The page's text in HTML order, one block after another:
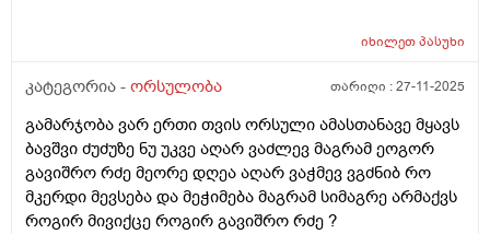
იხილეთპასუხი
კატეგორია - ორსულობა თარიღი :27-11-2025
გამარჯობა ვარ ერთი თვის ორსული ამასთანავე მყავს
ბავშვი ძუძუზე ნუ უკვე აღარ ვაძლევ მაგრამ ეოგორ
გავიშრო რძე მეორე დღეა აღარ ვაჭმევ ვგძნიბ რო
მკერდი მევსება და მეჭიმება მაგრამ სიმაგრე არმაქვს
როგირ მივიქცე როგირ გავიშრო რძე ?